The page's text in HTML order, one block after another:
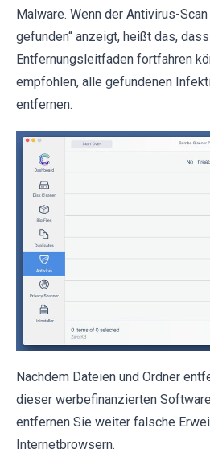
Malware. Wenn der Antivirus-
gefunden“ anzeigt, heißt das,
Entfernungsleitfaden fortfahren
empfohlen, alle gefundenen
entfernen.
Nachdem Dateien und Ordner
dieser werbefinanzierten
entfernen Sie weiter falsche
Internetbrowsern.